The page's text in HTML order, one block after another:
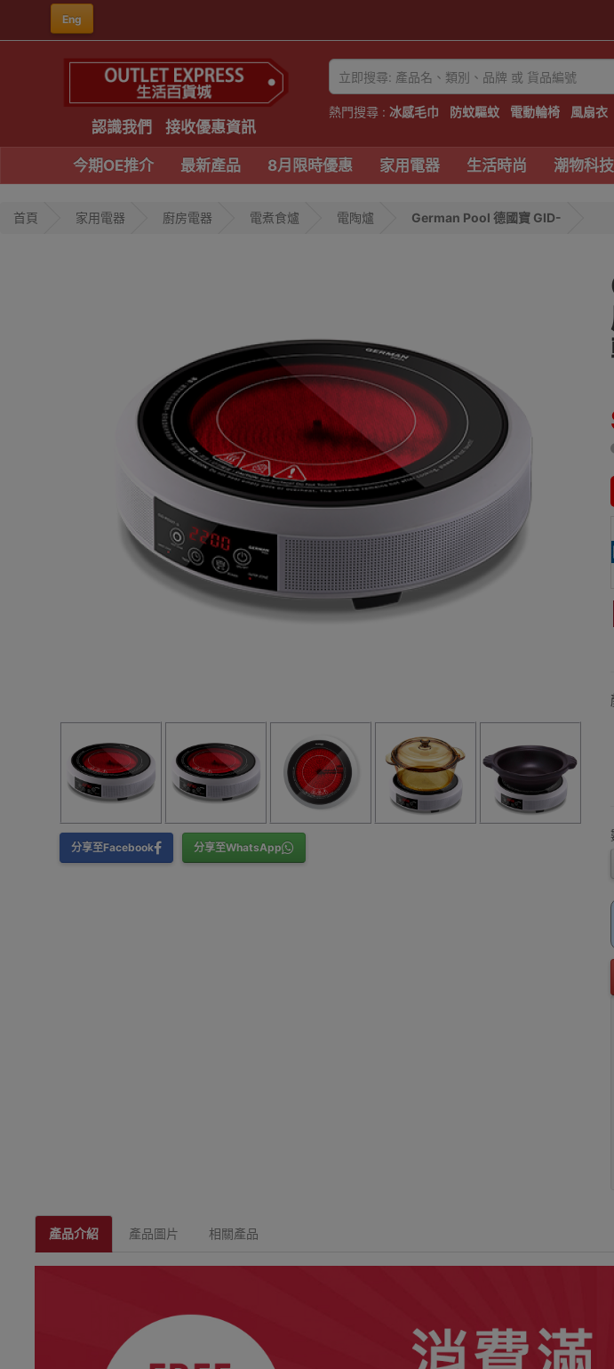
Eng
認識我們 接收優惠資訊
熱門搜尋 : 冰感毛巾 防蚊驅蚊 電動輪椅 風扇衣
今期OE推介 最新產品 8月限時優惠 家用電器 生活時尚 潮物科技
首頁 家用電器 廚房電器 電煮食爐 電陶爐 German Pool 德國寶 GID-
分享至Facebook 分享至WhatsApp
產品介紹 產品圖片 相關產品